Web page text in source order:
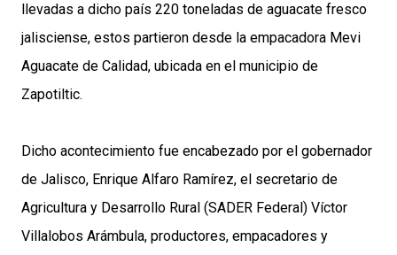
llevadas a dicho país 220 toneladas de aguacate fresco
jalisciense, estos partieron desde la empacadora Mevi
Aguacate de Calidad, ubicada en el municipio de
Zapotiltic.
Dicho acontecimiento fue encabezado por el gobernador
de Jalisco, Enrique Alfaro Ramírez, el secretario de
Agricultura y Desarrollo Rural (SADER Federal) Víctor
Villalobos Arámbula, productores, empacadores y